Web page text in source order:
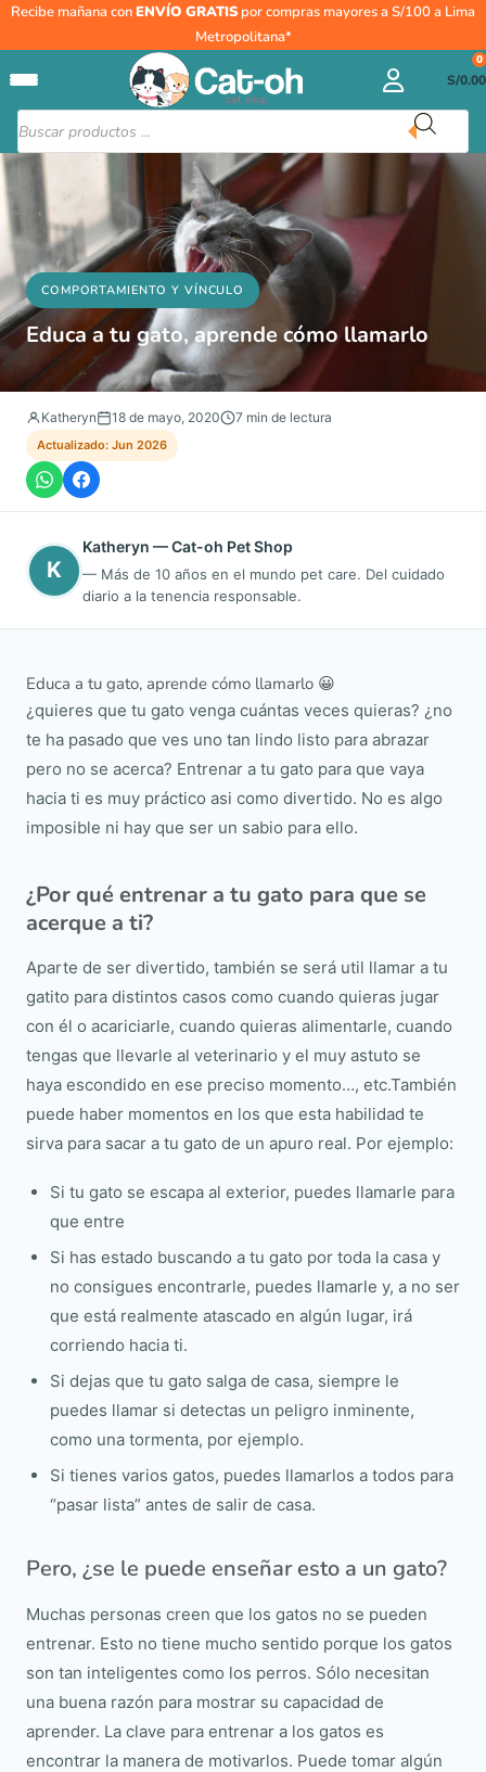
Recibe mañana conENVÍO GRATIS por compras mayores a S/100 a Lima
Metropolitana*
Búsqueda
de
productos
S/0.00
0
COMPORTAMIENTO Y VÍNCULO
Educa a tu gato, aprende cómo llamarlo
Katheryn 18 de mayo, 2020 7 min de lectura
Actualizado: Jun 2026
K
Katheryn — Cat-oh Pet Shop
— Más de 10 años en el mundo pet care. Del cuidado
diario a la tenencia responsable.
Educa a tu gato, aprende cómo llamarlo 😀
¿quieres que tu gato venga cuántas veces quieras? ¿no
te ha pasado que ves uno tan lindo listo para abrazar
pero no se acerca? Entrenar a tu gato para que vaya
hacia ti es muy práctico asi como divertido. No es algo
imposible ni hay que ser un sabio para ello.
¿Por qué entrenar a tu gato para que se
acerque a ti?
Aparte de ser divertido, también se será util llamar a tu
gatito para distintos casos como cuando quieras jugar
con él o acariciarle, cuando quieras alimentarle, cuando
tengas que llevarle al veterinario y el muy astuto se
haya escondido en ese preciso momento…, etc.También
puede haber momentos en los que esta habilidad te
sirva para sacar a tu gato de un apuro real. Por ejemplo:
Si tu gato se escapa al exterior, puedes llamarle para
que entre
Si has estado buscando a tu gato por toda la casa y
no consigues encontrarle, puedes llamarle y, a no ser
que está realmente atascado en algún lugar, irá
corriendo hacia ti.
Si dejas que tu gato salga de casa, siempre le
puedes llamar si detectas un peligro inminente,
como una tormenta, por ejemplo.
Si tienes varios gatos, puedes llamarlos a todos para
“pasar lista” antes de salir de casa.
Pero, ¿se le puede enseñar esto a un gato?
Muchas personas creen que los gatos no se pueden
entrenar. Esto no tiene mucho sentido porque los gatos
son tan inteligentes como los perros. Sólo necesitan
una buena razón para mostrar su capacidad de
aprender. La clave para entrenar a los gatos es
encontrar la manera de motivarlos. Puede tomar algún
Tu
electrónico